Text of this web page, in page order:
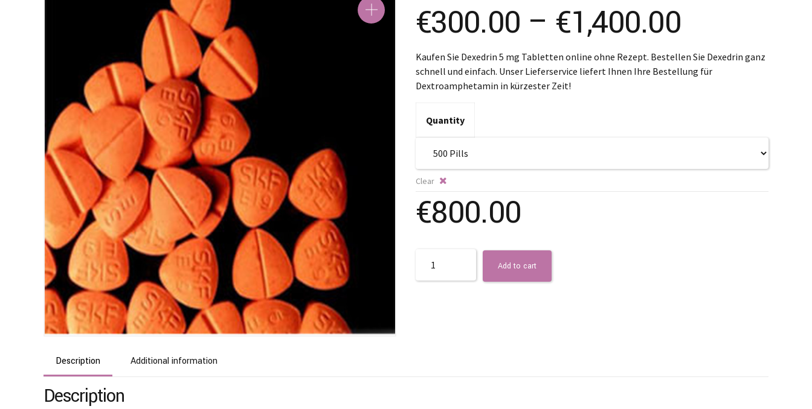
€300.00 – €1,400.00
range:
€300.00
€1,400.00
Kaufen Sie Dexedrin 5 mg Tabletten online ohne Rezept. Bestellen Sie Dexedrin ganz
schnell und einfach. Unser Lieferservice liefert Ihnen Ihre Bestellung für
Dextroamphetamin in kürzester Zeit!
Quantity
Clear
€800.00
Add to cart
Description Additional information
Description